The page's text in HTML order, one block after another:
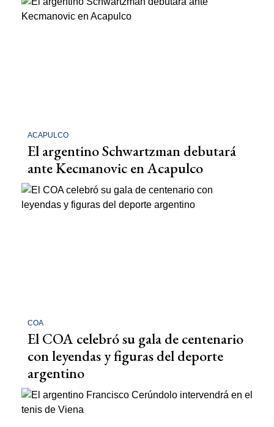
ACAPULCO
El argentino Schwartzman debutará
ante Kecmanovic en Acapulco
COA
El COA celebró su gala de centenario
con leyendas y figuras del deporte
argentino